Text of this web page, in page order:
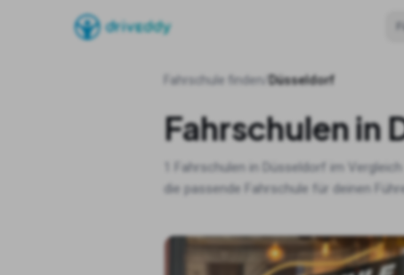
Fahrschule finden Düsseldorf
Fahrschulen in
Fahrschulen in Düsseldorf
im
die passende Fahrschule für deinen